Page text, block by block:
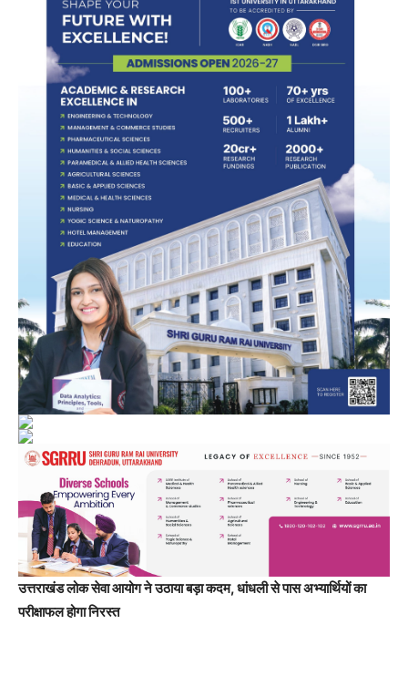
उत्तराखंड लोक सेवा आयोग ने उठाया बड़ा कदम, धांधली से पास अभ्यार्थियों का
परीक्षाफल होगा निरस्त